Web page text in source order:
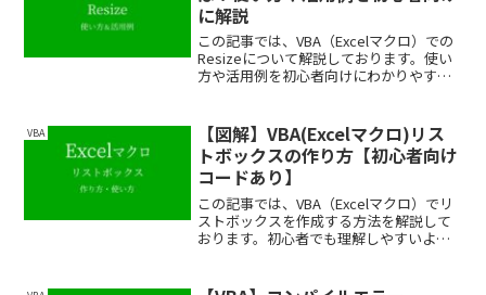
に解説
この記事では、VBA（Excelマクロ）での
Resizeについて解説しております。使い
方や活用例を初心者向けにわかりやすく
VBA
【図解】VBA(Excelマクロ)リス
トボックスの作り方【初心者向け
コードあり】
この記事では、VBA（Excelマクロ）でリ
ストボックスを作成する方法を解説して
おります。初心者でも理解しやすいよう
てください。